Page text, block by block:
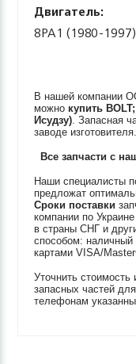
Двигатель:
8PA1 (1980-1997)
В нашей компании
можно купить
Исудзу). Запасная
заводе изготовителя.
Все запчасти с
Наши специалисты
предложат
Сроки поставки
компании по
в страны СНГ и
способом: наличный
картами VISA/
Уточнить
запасных частей
телефонам